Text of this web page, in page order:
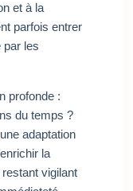
et à la
parfois entrer
par les
profonde :
du temps ?
adaptation
la
vigilant